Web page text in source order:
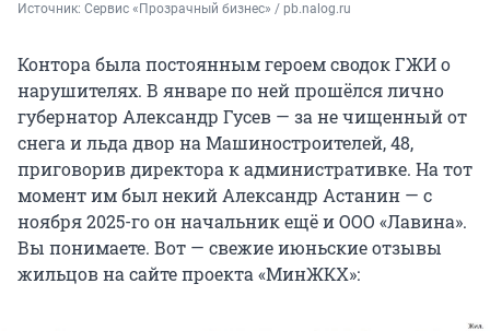
Источник: Сервис «Прозрачный бизнес» / pb.nalog.ru
Контора была постоянным героем сводок ГЖИ о
нарушителях. В январе по ней прошёлся лично
губернатор Александр Гусев — за не чищенный от
снега и льда двор на Машиностроителей, 48,
приговорив директора к административке. На тот
момент им был некий Александр Астанин — с
ноября 2025-го он начальник ещё и ООО «Лавина».
Вы понимаете. Вот — свежие июньские отзывы
жильцов на сайте проекта «МинЖКХ»: